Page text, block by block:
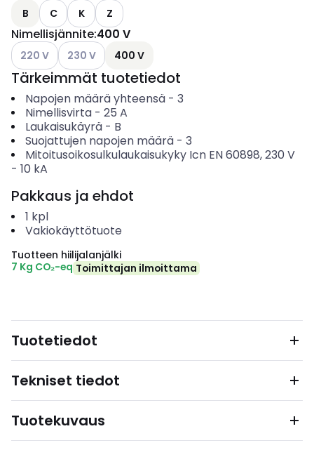
B C K Z
Nimellisjännite:400 V
Katso käytettävissä olevat vaihtoehdot
220 V Katso käytettävissä olevat vaihtoehdot
230 V 400 V
Tärkeimmät tuotetiedot
Napojen määrä yhteensä- 3
Nimellisvirta- 25 A
Laukaisukäyrä- B
Suojattujen napojen määrä- 3
Mitoitusoikosulkulaukaisukyky Icn EN 60898, 230 V
- 10 kA
Pakkaus ja ehdot
1 kpl
Vakiokäyttötuote
Tuotteen hiilijalanjälki
7 Kg CO₂-eq Toimittajan ilmoittama
Tuotetiedot
Tekniset tiedot
Tuotekuvaus